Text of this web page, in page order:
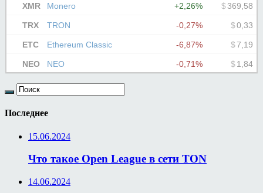
Последнее
15.06.2024
Что такое Open League в сети TON
14.06.2024